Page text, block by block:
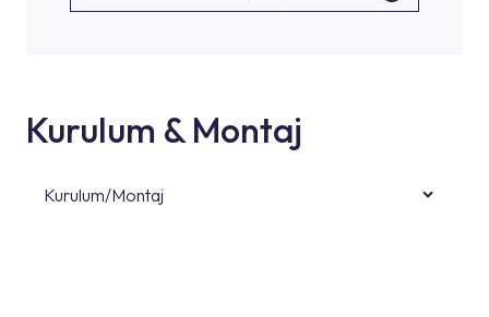
Kurulum & Montaj
Kurulum/Montaj